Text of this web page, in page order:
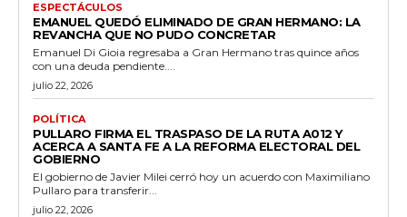
ESPECTÁCULOS
EMANUEL QUEDÓ ELIMINADO DE GRAN HERMANO: LA
REVANCHA QUE NO PUDO CONCRETAR
Emanuel Di Gioia regresaba a Gran Hermano tras quince años
con una deuda pendiente....
julio 22, 2026
POLÍTICA
PULLARO FIRMA EL TRASPASO DE LA RUTA A012 Y
ACERCA A SANTA FE A LA REFORMA ELECTORAL DEL
GOBIERNO
El gobierno de Javier Milei cerró hoy un acuerdo con Maximiliano
Pullaro para transferir...
julio 22, 2026